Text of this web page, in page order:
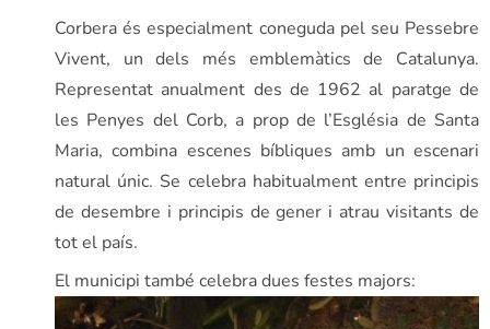
Corbera és especialment coneguda pel seu Pessebre
Vivent, un dels més emblemàtics de Catalunya.
Representat anualment des de 1962 al paratge de
les Penyes del Corb, a prop de l’Església de Santa
Maria, combina escenes bíbliques amb un escenari
natural únic. Se celebra habitualment entre principis
de desembre i principis de gener i atrau visitants de
tot el país.
El municipi també celebra dues festes majors: